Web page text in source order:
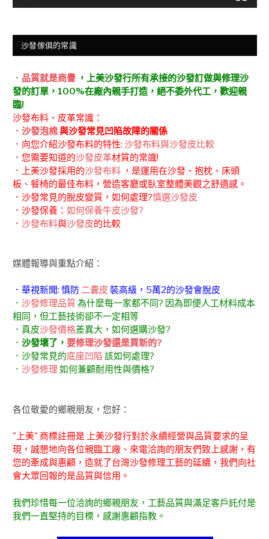
沙發傢俱的常識
． 品質就是商譽 ，上美沙發行所有承接的沙發訂做與修理沙
發的訂單，100%在廠內親手打造，絕不委外代工，歡迎親
臨!
沙發布料、皮革常識：
． 沙發泡棉與沙發常見凹陷故障的關係
．向您介紹沙發布料的特性: 沙發布料與沙發皮比較
．您需要知道的沙發皮革材質的常識!
．上美沙發採用的沙發布料 ，是運用在沙發、抱枕、床頭
板、餐椅的最佳布料，營造客廳或臥室整體美觀之舒適感。
．沙發常見的脫皮變質，如何處理?慎選沙發皮
．沙發保養： 如何保養牛皮沙發?
． 沙發布料與沙發皮的比較
媒體報導與重點介紹：
．華視新聞: 慎防二囊皮 裝高級，5萬2的沙發會脫皮
． 沙發修理品質為什麼每一家都不同? 因為即便人工材料成本
相同，但工藝技術卻不一定相等
．真皮沙發價格差異大，如何選購沙發?
． 沙發壞了， 要修理沙發還是買新的?
．沙發常見的底座凹陷 該如何處理?
． 沙發修理 如何兼顧耐用性與價格?
各位敬愛的鄉親朋友，您好：
"上美" 商標註冊是 上美沙發行對於永續經營與品質要求的呈
現，誠懇地向各位親臨工廠、來電洽詢的朋友們致上感謝，有
您的牽成與惠顧，造就了台灣沙發修理工藝的延續，我們向社
會大眾回報的是品質與信用。
我們珍惜每一位洽詢的鄉親朋友，工藝品質與滿足客戶託付是
我們一直堅持的目標，感謝惠顧指教。